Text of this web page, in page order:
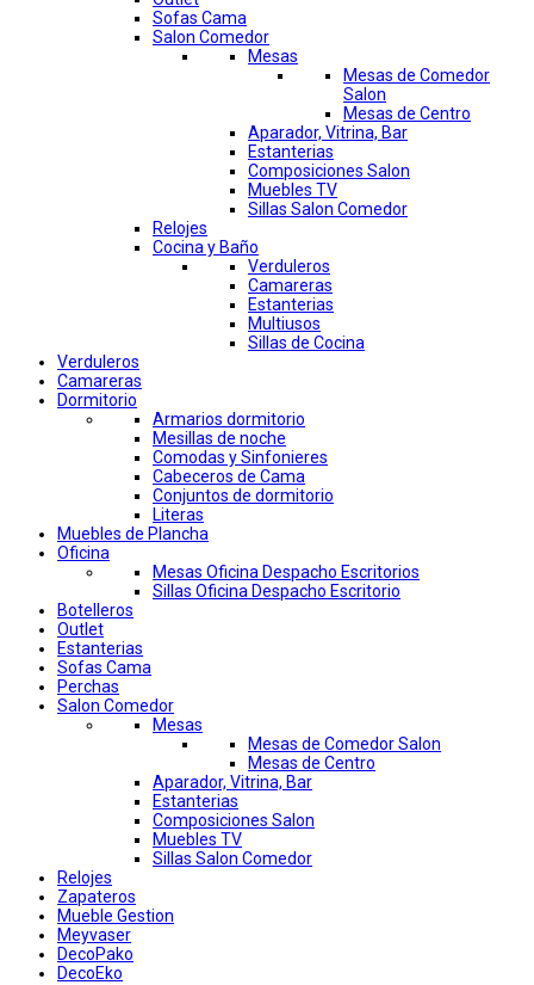
Sofas Cama
Salon Comedor
Mesas
Mesas de Comedor
Salon
Mesas de Centro
Aparador, Vitrina, Bar
Estanterias
Composiciones Salon
Muebles TV
Sillas Salon Comedor
Relojes
Cocina y Baño
Verduleros
Camareras
Estanterias
Multiusos
Sillas de Cocina
Verduleros
Camareras
Dormitorio
Armarios dormitorio
Mesillas de noche
Comodas y Sinfonieres
Cabeceros de Cama
Conjuntos de dormitorio
Literas
Muebles de Plancha
Oficina
Mesas Oficina Despacho Escritorios
Sillas Oficina Despacho Escritorio
Botelleros
Outlet
Estanterias
Sofas Cama
Perchas
Salon Comedor
Mesas
Mesas de Comedor Salon
Mesas de Centro
Aparador, Vitrina, Bar
Estanterias
Composiciones Salon
Muebles TV
Sillas Salon Comedor
Relojes
Zapateros
Mueble Gestion
Meyvaser
DecoPako
DecoEko